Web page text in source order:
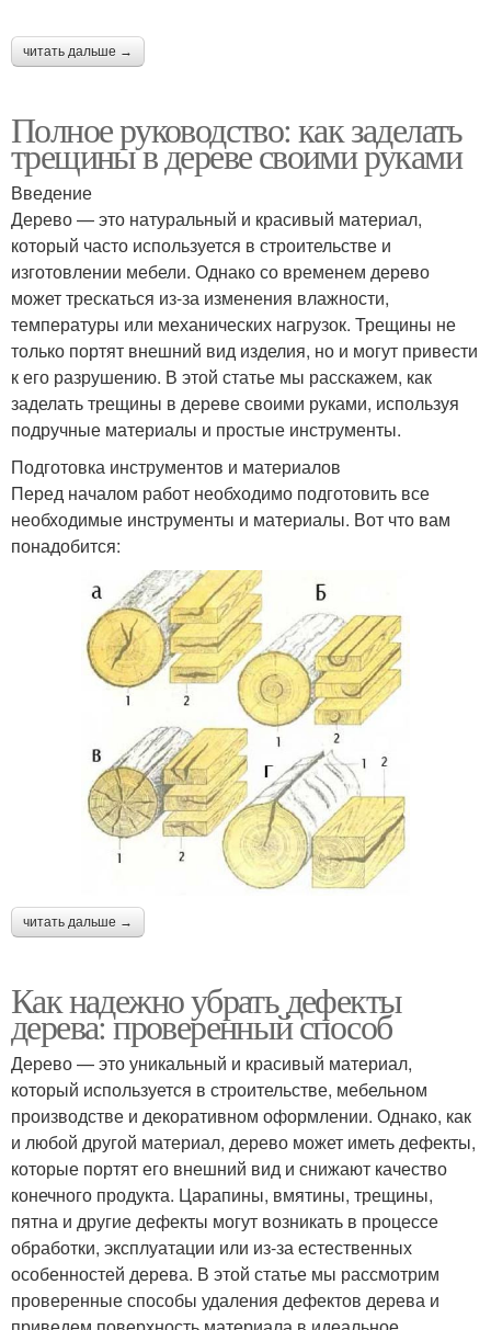
читать дальше →
Полное руководство: как заделать
трещины в дереве своими руками
Введение
Дерево — это натуральный и красивый материал,
который часто используется в строительстве и
изготовлении мебели. Однако со временем дерево
может трескаться из-за изменения влажности,
температуры или механических нагрузок. Трещины не
только портят внешний вид изделия, но и могут привести
к его разрушению. В этой статье мы расскажем, как
заделать трещины в дереве своими руками, используя
подручные материалы и простые инструменты.
Подготовка инструментов и материалов
Перед началом работ необходимо подготовить все
необходимые инструменты и материалы. Вот что вам
понадобится:
читать дальше →
Как надежно убрать дефекты
дерева: проверенный способ
Дерево — это уникальный и красивый материал,
который используется в строительстве, мебельном
производстве и декоративном оформлении. Однако, как
и любой другой материал, дерево может иметь дефекты,
которые портят его внешний вид и снижают качество
конечного продукта. Царапины, вмятины, трещины,
пятна и другие дефекты могут возникать в процессе
обработки, эксплуатации или из-за естественных
особенностей дерева. В этой статье мы рассмотрим
проверенные способы удаления дефектов дерева и